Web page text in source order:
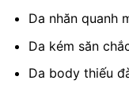
Da nhăn quanh
Da kém săn
Da body thiếu